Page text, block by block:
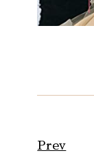
Prev